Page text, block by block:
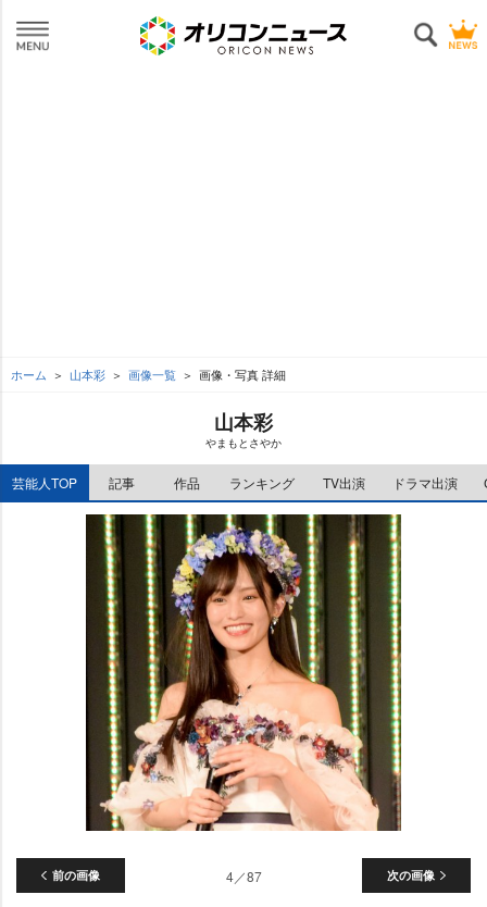
ホーム 山本彩 画像一覧 画像・写真 詳細
山本彩
まもとさやか
芸能人TOP 記事 作品 ランキング TV出演 ドラマ出演
前の画像 次の画像
4／87